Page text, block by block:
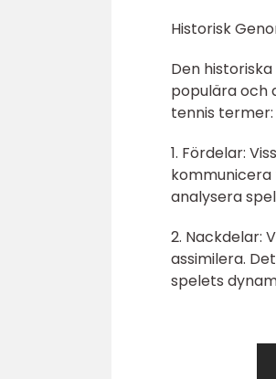
Historisk
Den
populära och
tennis termer:
1. Fördelar:
kommunicera
analysera
2. Nackdelar:
assimilera.
spelets